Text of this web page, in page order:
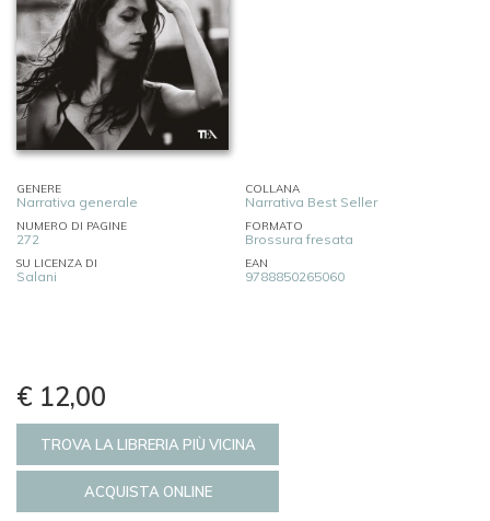
GENERE
Narrativa generale
COLLANA
Narrativa Best Seller
NUMERO DI PAGINE
272
FORMATO
Brossura fresata
SU LICENZA DI
Salani
EAN
9788850265060
€ 12,00
TROVA LA LIBRERIA PIÙ VICINA
ACQUISTA ONLINE